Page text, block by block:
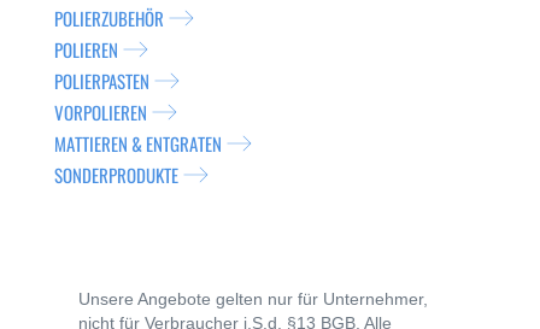
POLIERZUBEHÖR
POLIEREN
POLIERPASTEN
VORPOLIEREN
MATTIEREN & ENTGRATEN
SONDERPRODUKTE
Unsere Angebote gelten nur für Unternehmer,
nicht für Verbraucher i.S.d. §13 BGB. Alle